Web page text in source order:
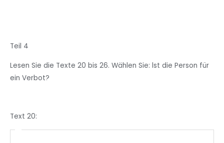
Teil 4
Lesen Sie die Texte 20 bis 26. Wählen Sie: lst die Person für
ein Verbot?
Text 20: